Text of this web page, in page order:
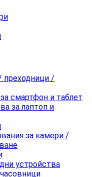
преходници /
смартфон и таблет
за лаптоп и
за камери /
устройства